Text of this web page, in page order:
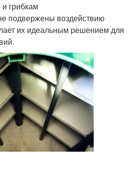
и грибкам
подвержены воздействию
их идеальным решением для